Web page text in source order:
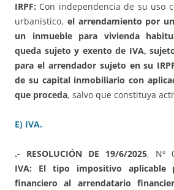
IRPF: Con independencia de su uso
urbanístico, el arrendamiento por
un inmueble para vivienda
queda sujeto y exento de IVA,
para el arrendador sujeto en su
de su capital inmobiliario con
que proceda, salvo que constituya
E) IVA.
.- RESOLUCIÓN DE 19/6/2025, Nº
IVA: El tipo impositivo aplicable
financiero al arrendatario